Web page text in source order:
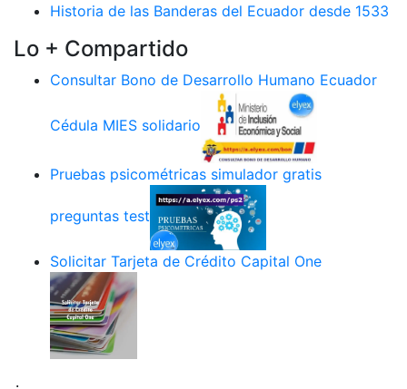
Historia de las Banderas del Ecuador desde 1533
Lo + Compartido
Consultar Bono de Desarrollo Humano Ecuador
Cédula MIES solidario
Pruebas psicométricas simulador gratis
preguntas test
Solicitar Tarjeta de Crédito Capital One
.